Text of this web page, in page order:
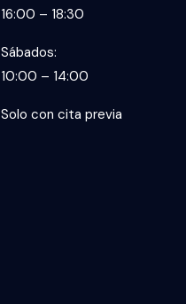
16:00 – 18:30
Sábados:
10:00 – 14:00
Solo con cita previa